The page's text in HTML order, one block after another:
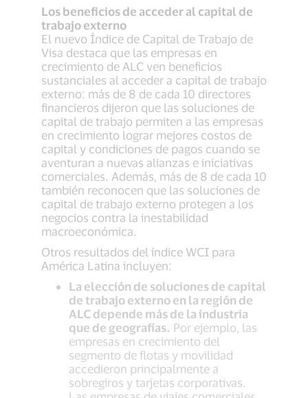
Los beneficios de acceder al capital de
trabajo externo
El nuevo Índice de Capital de Trabajo de
Visa destaca que las empresas en
crecimiento de ALC ven beneficios
sustanciales al acceder a capital de trabajo
externo: más de 8 de cada 10 directores
financieros dijeron que las soluciones de
capital de trabajo permiten a las empresas
en crecimiento lograr mejores costos de
capital y condiciones de pagos cuando se
aventuran a nuevas alianzas e iniciativas
comerciales. Además, más de 8 de cada 10
también reconocen que las soluciones de
capital de trabajo externo protegen a los
negocios contra la inestabilidad
macroeconómica.
Otros resultados del índice WCI para
América Latina incluyen:
La elección de soluciones de capital
de trabajo externo en la región de
ALC depende más de la industria
que de geografías. Por ejemplo, las
empresas en crecimiento del
segmento de flotas y movilidad
accedieron principalmente a
sobregiros y tarjetas corporativas.